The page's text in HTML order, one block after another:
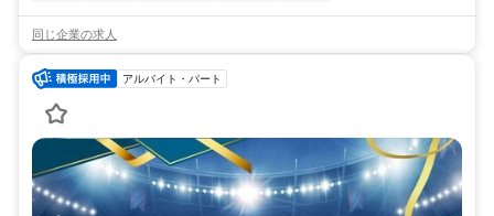
同じ企業の求人
アルバイト・パート